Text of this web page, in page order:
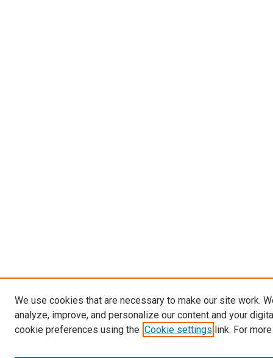
We use cookies that are necessary to make our site work.
analyze, improve, and personalize our content and your
cookie preferences using the Cookie settings link. For